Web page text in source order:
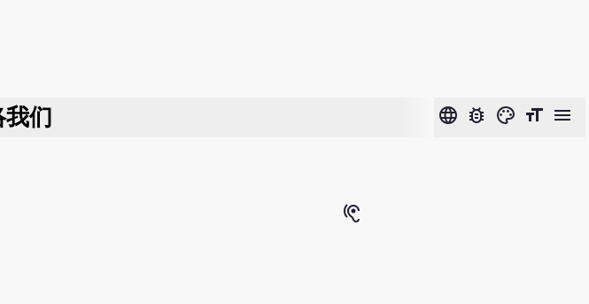
们 language bug_report color_lens format_size menu
hearing